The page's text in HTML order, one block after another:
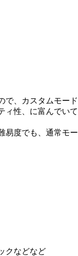
、カスタムモー
ィ性、に富んでい
易度でも、通常モ
クなどなど